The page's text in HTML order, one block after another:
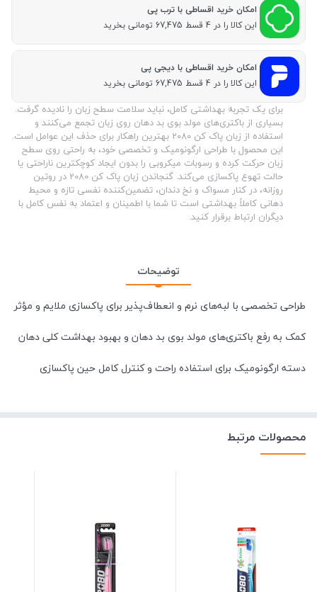
امکان خرید اقساطی با ترب پی
این کالا را در 4 قسط 67,475 تومانی بخرید
امکان خرید اقساطی با دیجی پی
این کالا را در 4 قسط 67,475 تومانی بخرید
برای یک تجربه بهداشتی کامل، نباید سلامت سطح زبان را نادیده گرفت.
بسیاری از باکتری‌های مولد بوی بد دهان روی زبان تجمع می‌کنند و
استفاده از زبان پاک کن 2080 بهترین راهکار برای حذف این عوامل است.
این محصول با طراحی ارگونومیک و تخصصی خود، به راحتی روی سطح
زبان حرکت کرده و رسوبات میکروبی را بدون ایجاد کوچکترین ناراحتی یا
حالت تهوع پاکسازی می‌کند. گنجاندن زبان پاک کن 2080 در روتین
روزانه، در کنار مسواک و نخ دندان، تضمین‌کننده نفسی تازه و محیط
دهانی کاملاً بهداشتی است تا شما با اطمینان و اعتماد به نفس کامل با
دیگران ارتباط برقرار کنید.
توضیحات
طراحی تخصصی با لبه‌های نرم و انعطاف‌پذیر برای پاکسازی ملایم و مؤثر
کمک به رفع باکتری‌های مولد بوی بد دهان و بهبود بهداشت کلی دهان
دسته ارگونومیک برای استفاده راحت و کنترل کامل حین پاکسازی
محصولات مرتبط